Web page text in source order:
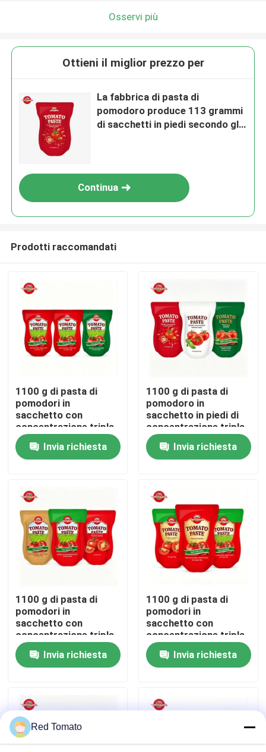
Casa.
Prodotti
Su di noi
Visita alla fabbrica
Controllo della qualità
Contattaci
Chiedi un preventivo
Pasta di pomodori rossi
Pasta di pomodoro a tamburo
Osservi più
Ottieni il miglior prezzo per
La fabbrica di pasta di
pomodoro produce 113 grammi
di sacchetti in piedi secondo gli
Continua
Prodotti raccomandati
1100 g di pasta di
pomodori in
sacchetto con
concentrazione tripla
e norme ISO HACCP
BRC
Invia richiesta
1100 g di pasta di
pomodoro in
sacchetto in piedi di
concentrazione tripla
certificata ISO HACCP
BRC
Invia richiesta
1100 g di pasta di
pomodori in
sacchetto con
concentrazione tripla
e norme ISO HACCP
BRC
Invia richiesta
1100 g di pasta di
pomodori in
sacchetto con
concentrazione tripla
e certificazioni ISO,
HACCP, BRC, FDA
Invia richiesta
Red Tomato